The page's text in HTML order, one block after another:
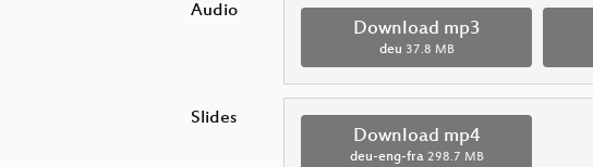
Audio
Download mp3
deu 37.8 MB
Slides
Download mp4
deu-eng-fra 298.7 MB